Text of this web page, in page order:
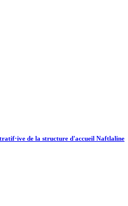
de la structure d'accueil Naftlaline